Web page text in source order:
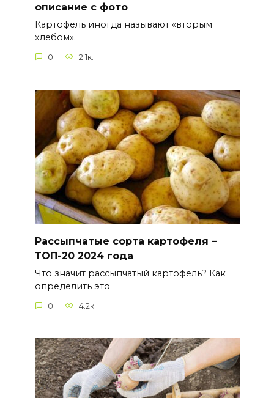
описание с фото
Картофель иногда называют «вторым
хлебом».
0 2.1к.
Рассыпчатые сорта картофеля –
ТОП-20 2024 года
Что значит рассыпчатый картофель? Как
определить это
0 4.2к.